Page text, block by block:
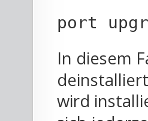
port
In diesem
wird